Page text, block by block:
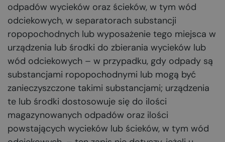
odpadów wycieków oraz ścieków, w tym wód
odciekowych, w separatorach substancji
ropopochodnych lub wyposażenie tego miejsca w
urządzenia lub środki do zbierania wycieków lub
wód odciekowych – w przypadku, gdy odpady są
substancjami ropopochodnymi lub mogą być
zanieczyszczone takimi substancjami; urządzenia
te lub środki dostosowuje się do ilości
magazynowanych odpadów oraz ilości
powstających wycieków lub ścieków, w tym wód